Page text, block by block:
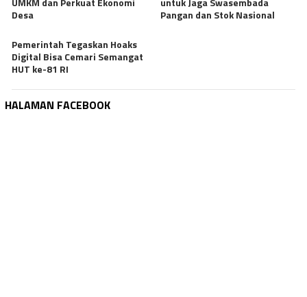
Desa
Pangan dan Stok Nasional
Pemerintah Tegaskan Hoaks
Digital Bisa Cemari Semangat
HUT ke-81 RI
HALAMAN FACEBOOK